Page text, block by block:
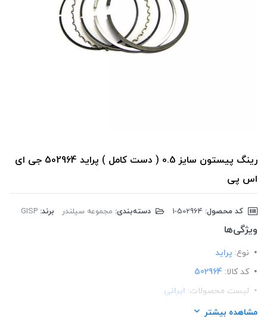
رینگ پیستون سایز 0.5 ( دست کامل ) پراید 502964 جی ای
اس پی
کد محصول: دسته‌بندی: مجموعه سیلندر برند: GISP
ویژگی‌ها
نوع: پراید
کد کالا: 502964
لیست محصولات: ایرانی
برند:GISP
مشاهده بیشتر